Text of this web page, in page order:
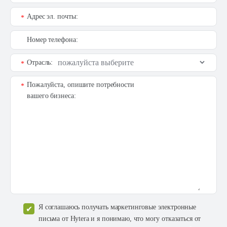
Адрес эл. почты:
*
Номер телефона:
Отрасль:
*
Пожалуйста, опишите потребности
вашего бизнеса:
*
Я соглашаюсь получать маркетинговые электронные
письма от Hytera и я понимаю, что могу отказаться от